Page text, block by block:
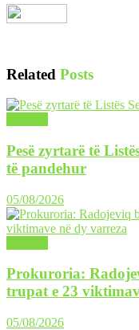
Related Posts
Pesë zyrtarë të
të pandehur
05/08/2026
Prokuroria:
trupat e 23
05/08/2026